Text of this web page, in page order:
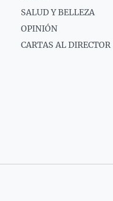
SALUD Y BELLEZA
OPINIÓN
CARTAS AL DIRECTOR